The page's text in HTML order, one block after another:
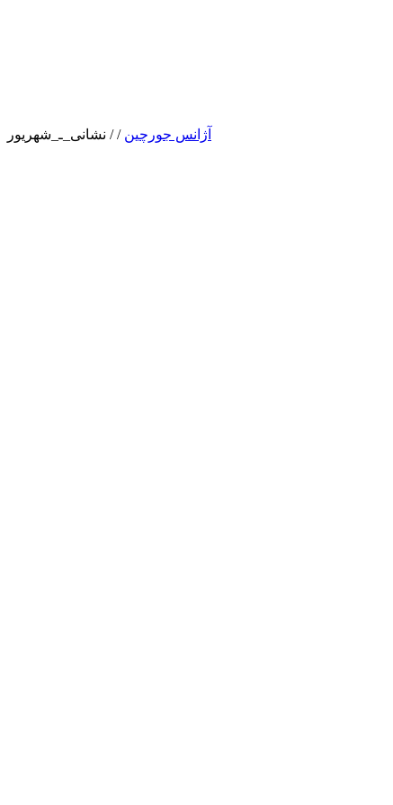
آژانس جورچین /
/ نشانی_ـ_شهریور